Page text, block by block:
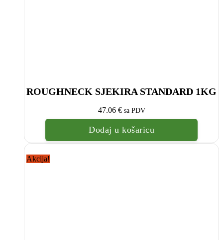
ROUGHNECK SJEKIRA STANDARD 1KG
47.06 € sa PDV
Dodaj u košaricu
Akcija!